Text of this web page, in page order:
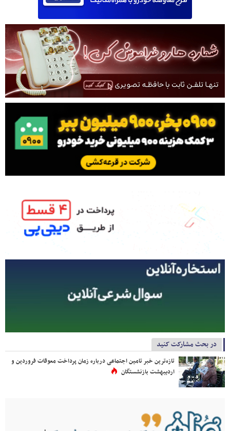
در بحث مشارکت کنید
تازه‌ترین خبر تامین اجتماعی درباره زمان پرداخت معوقات فروردین و
اردیبهشت بازنشستگان